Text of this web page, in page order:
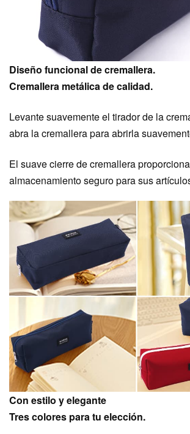
Diseño funcional de cremallera.
Cremallera metálica de calidad.
Levante suavemente el tirador de la
abra la cremallera para abrirla
El suave cierre de cremallera
almacenamiento seguro para sus
Con estilo y elegante
Tres colores para tu elección.